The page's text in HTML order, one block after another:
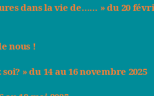
dans la vie de…… » du 20
nous !
» du 14 au 16 novembre 2025